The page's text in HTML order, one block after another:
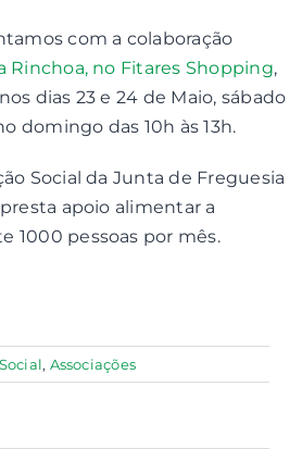
Associações
com a colaboração
Rinchoa, no Fitares Shopping,
dias 23 e 24 de Maio, sábado
domingo das 10h às 13h.
Social da Junta de Freguesia
apoio alimentar a
1000 pessoas por mês.
, Associações